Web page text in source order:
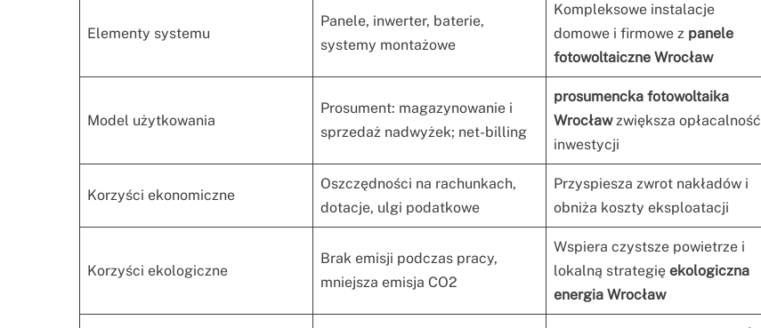
Elementy systemu
Panele, inwerter, baterie,
systemy montażowe
Kompleksowe instalacje
domowe i firmowe z panele
fotowoltaiczne Wrocław
Model użytkowania
Prosument: magazynowanie i
sprzedaż nadwyżek; net-billing
prosumencka fotowoltaika
Wrocławzwiększa opłacalność
inwestycji
Korzyści ekonomiczne
Oszczędności na rachunkach,
dotacje, ulgi podatkowe
Przyspiesza zwrot nakładów i
obniża koszty eksploatacji
Korzyści ekologiczne
Brak emisji podczas pracy,
mniejsza emisja CO2
Wspiera czystsze powietrze i
lokalną strategię ekologiczna
energia Wrocław